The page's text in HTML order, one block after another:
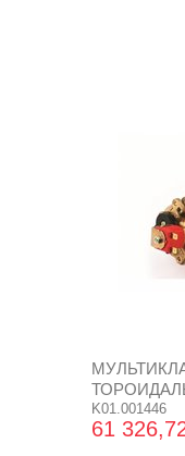
K01.001446
61